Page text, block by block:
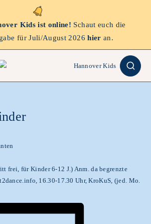
Kids ist online! Schaut euch die
für Juli/August 2026hier an.
frei, für Kinder 6-12 J.) Anm. da begrenzte
16.30-17.30 Uhr, KroKuS, (jed. Mo.